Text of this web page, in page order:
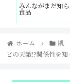
みんながまだ知
食品
ホーム 肌
ビの天敵!?関係性を